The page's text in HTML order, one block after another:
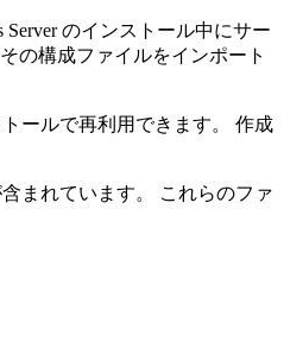
のインストール中にサー
の構成ファイルをインポート
ールで再利用できます。 作成
まれています。 これらのファ